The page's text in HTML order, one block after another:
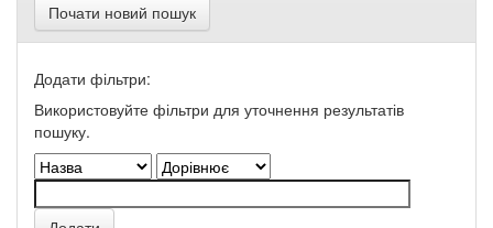
Почати новий пошук
Додати фільтри:
Використовуйте фільтри для уточнення результатів
пошуку.